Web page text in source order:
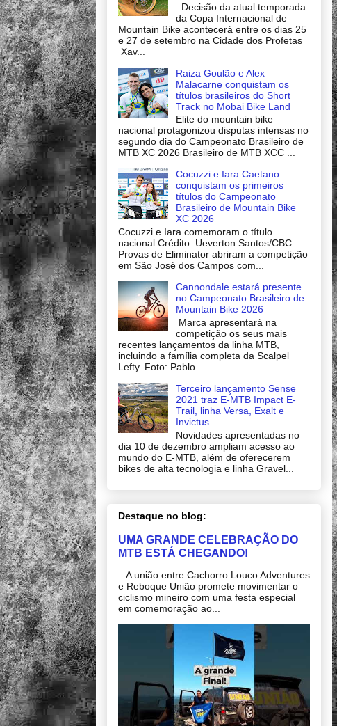
Decisão da atual temporada
da Copa Internacional de
Mountain Bike acontecerá entre os dias 25
e 27 de setembro na Cidade dos Profetas
Xav...
Raiza Goulão e Alex
Malacarne conquistam os
títulos brasileiros do Short
Track no Mobai Bike Land
Elite do mountain bike
nacional protagonizou disputas intensas no
segundo dia do Campeonato Brasileiro de
MTB XC 2026 Brasileiro de MTB XCC ...
Cocuzzi e Iara Caetano
conquistam os primeiros
títulos do Campeonato
Brasileiro de Mountain Bike
XC 2026
Cocuzzi e Iara comemoram o título
nacional Crédito: Ueverton Santos/CBC
Provas de Eliminator abriram a competição
em São José dos Campos com...
Cannondale estará presente
no Campeonato Brasileiro de
Mountain Bike 2026
Marca apresentará na
competição os seus mais
recentes lançamentos da linha MTB,
incluindo a família completa da Scalpel
Lefty. Foto: Pablo ...
Terceiro lançamento Sense
2021 traz E-MTB Impact E-
Trail, linha Versa, Exalt e
Invictus
Novidades apresentadas no
dia 10 de dezembro ampliam acesso ao
mundo do E-MTB, além de oferecerem
bikes de alta tecnologia e linha Gravel...
Destaque no blog:
UMA GRANDE CELEBRAÇÃO DO
MTB ESTÁ CHEGANDO!
A união entre Cachorro Louco Adventures
e Reboque União promete movimentar o
ciclismo mineiro com uma festa especial
em comemoração ao...